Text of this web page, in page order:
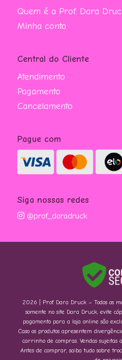
Quem é a Prof. Dara
Minha conta
Central do Cliente
Atendimento
Pagamento
Cancelamento
Pague com
Siga nossas redes
@prof_daradruck
2026 | Prof. Dara Druck – Todos os
somente no site Dara Druck, evite
pagamento para a loja online são
Caso os produtos apresentem
carrinho de compras. Vendas sujeitas
Antes de comprar, saiba tudo sobre